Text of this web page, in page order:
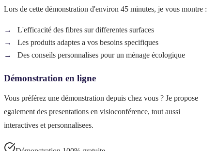
Lors de cette démonstration d'environ 45 minutes, je vous montre :
L'efficacité des fibres sur differentes surfaces
Les produits adaptes a vos besoins specifiques
Des conseils personnalises pour un ménage écologique
Démonstration en ligne
Vous préférez une démonstration depuis chez vous ? Je propose
egalement des presentations en visioconférence, tout aussi
interactives et personnalisees.